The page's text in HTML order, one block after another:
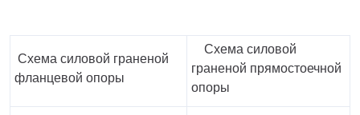
Схема силовой граненой
фланцевой опоры
Схема силовой
граненой прямостоечной
опоры